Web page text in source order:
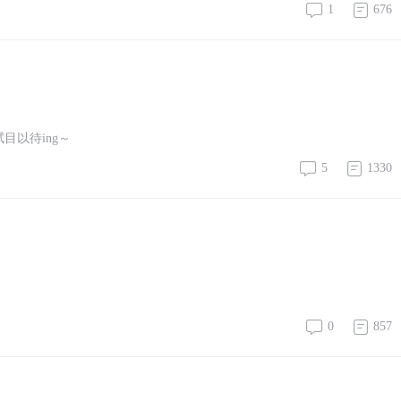
1 676
以待ing～
5 1330
0 857